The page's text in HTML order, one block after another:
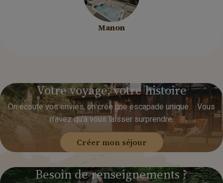
Manon
Votrevoyage,votre histoire
On écoute vos envies, on crée une escapade unique. Vous
n’avez qu’à vous laisser surprendre.
Créer mon séjour
Besoinderenseignements ?